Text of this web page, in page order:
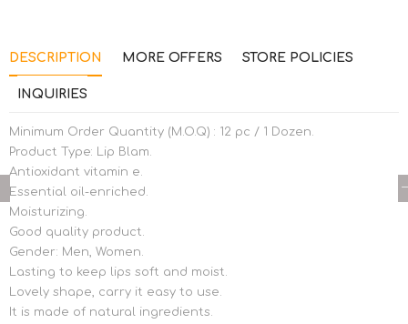
DESCRIPTION MORE OFFERS STORE POLICIES
INQUIRIES
Minimum Order Quantity (M.O.Q) : 12 pc / 1 Dozen.
Product Type: Lip Blam.
Antioxidant vitamin e.
Essential oil-enriched.
Moisturizing.
Good quality product.
Gender: Men, Women.
Lasting to keep lips soft and moist.
Lovely shape, carry it easy to use.
It is made of natural ingredients.